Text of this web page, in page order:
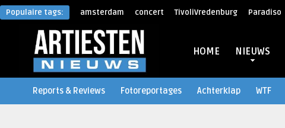
Populaire tags: amsterdam concert TivoliVredenburg Paradiso
HOME NIEUWS
Reports & Reviews Fotoreportages Achterklap WTF